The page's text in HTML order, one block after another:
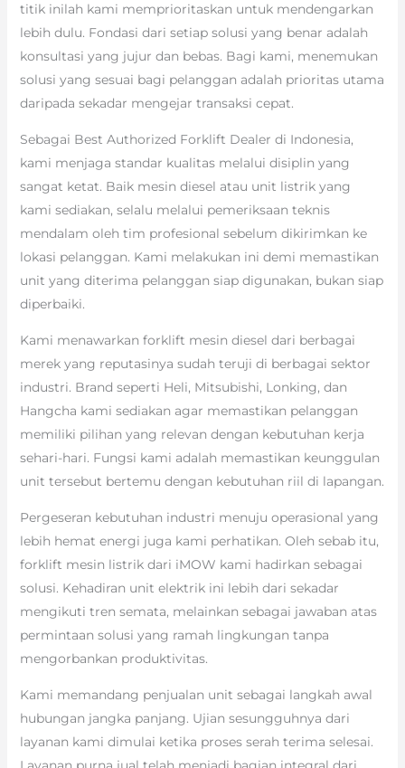
titik inilah kami memprioritaskan untuk mendengarkan
lebih dulu. Fondasi dari setiap solusi yang benar adalah
konsultasi yang jujur dan bebas. Bagi kami, menemukan
solusi yang sesuai bagi pelanggan adalah prioritas utama
daripada sekadar mengejar transaksi cepat.
Sebagai Best Authorized Forklift Dealer di Indonesia,
kami menjaga standar kualitas melalui disiplin yang
sangat ketat. Baik mesin diesel atau unit listrik yang
kami sediakan, selalu melalui pemeriksaan teknis
mendalam oleh tim profesional sebelum dikirimkan ke
lokasi pelanggan. Kami melakukan ini demi memastikan
unit yang diterima pelanggan siap digunakan, bukan siap
diperbaiki.
Kami menawarkan forklift mesin diesel dari berbagai
merek yang reputasinya sudah teruji di berbagai sektor
industri. Brand seperti Heli, Mitsubishi, Lonking, dan
Hangcha kami sediakan agar memastikan pelanggan
memiliki pilihan yang relevan dengan kebutuhan kerja
sehari-hari. Fungsi kami adalah memastikan keunggulan
unit tersebut bertemu dengan kebutuhan riil di lapangan.
Pergeseran kebutuhan industri menuju operasional yang
lebih hemat energi juga kami perhatikan. Oleh sebab itu,
forklift mesin listrik dari iMOW kami hadirkan sebagai
solusi. Kehadiran unit elektrik ini lebih dari sekadar
mengikuti tren semata, melainkan sebagai jawaban atas
permintaan solusi yang ramah lingkungan tanpa
mengorbankan produktivitas.
Kami memandang penjualan unit sebagai langkah awal
hubungan jangka panjang. Ujian sesungguhnya dari
layanan kami dimulai ketika proses serah terima selesai.